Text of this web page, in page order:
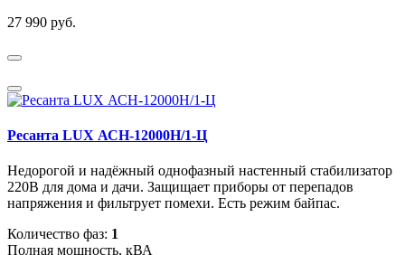
27 990 руб.
Ресанта LUX АСН-12000Н/1-Ц
Недорогой и надёжный однофазный настенный стабилизатор
220В для дома и дачи. Защищает приборы от перепадов
напряжения и фильтрует помехи. Есть режим байпас.
Количество фаз: 1
Полная мощность, кВА